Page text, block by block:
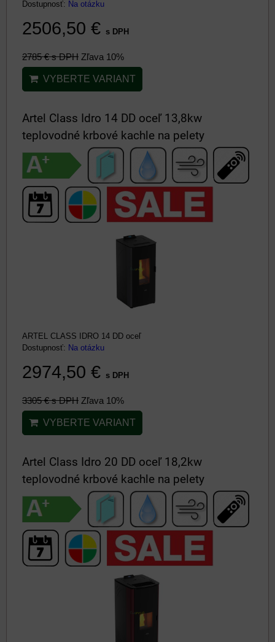
Dostupnosť: Na otázku
2506,50 € s DPH
2785 €s DPH Zľava 10%
VYBERTE VARIANT
Artel Class Idro 14 DD oceľ 13,8kw
teplovodné krbové kachle na pelety
ARTEL CLASS IDRO 14 DD oceľ
Dostupnosť: Na otázku
2974,50 € s DPH
3305 €s DPH Zľava 10%
VYBERTE VARIANT
Artel Class Idro 20 DD oceľ 18,2kw
teplovodné krbové kachle na pelety